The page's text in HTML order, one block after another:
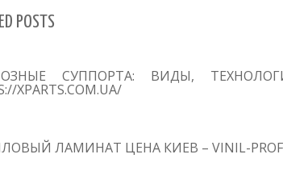
POSTS
СУППОРТА: ВИДЫ,
XPARTS.COM.UA/
ЛАМИНАТ ЦЕНА КИЕВ – VINIL-